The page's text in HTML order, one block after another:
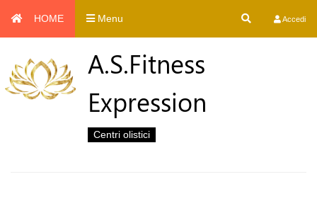
HOME Menu Accedi
A.S.Fitness
Expression
Centri olistici